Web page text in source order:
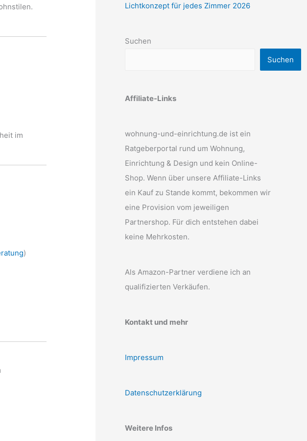
im
)
Lichtkonzept für jedes Zimmer 2026
Suchen
Suchen
Affiliate-Links
wohnung-und-einrichtung.de ist ein
Ratgeberportal rund um Wohnung,
Einrichtung & Design und kein Online-
Shop. Wenn über unsere Affiliate-Links
ein Kauf zu Stande kommt, bekommen wir
eine Provision vom jeweiligen
Partnershop. Für dich entstehen dabei
keine Mehrkosten.
Als Amazon-Partner verdiene ich an
qualifizierten Verkäufen.
Kontakt und mehr
Impressum
Datenschutzerklärung
Weitere Infos